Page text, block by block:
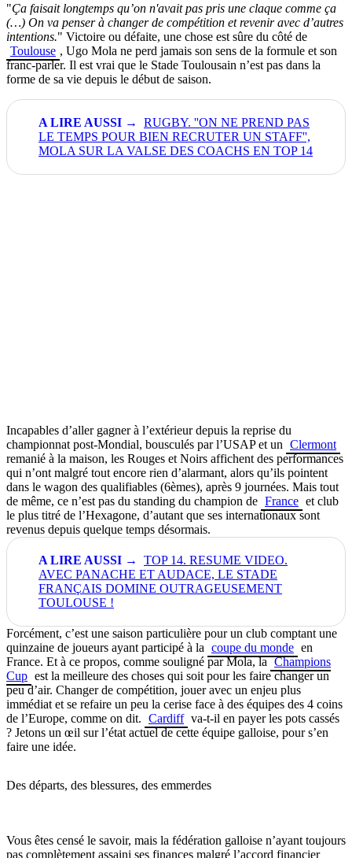
"Ça faisait longtemps qu’on n'avait pas pris une claque comme ça
(…) On va penser à changer de compétition et revenir avec d’autres
intentions." Victoire ou défaite, une chose est sûre du côté de
Toulouse , Ugo Mola ne perd jamais son sens de la formule et son
franc-parler. Il est vrai que le Stade Toulousain n’est pas dans la
forme de sa vie depuis le début de saison.
RUGBY. ''ON NE PREND PAS
LE TEMPS POUR BIEN RECRUTER UN STAFF'',
MOLA SUR LA VALSE DES COACHS EN TOP 14
Incapables d’aller gagner à l’extérieur depuis la reprise du
championnat post-Mondial, bousculés par l’USAP et un Clermont
remanié à la maison, les Rouges et Noirs affichent des performances
qui n’ont malgré tout encore rien d’alarmant, alors qu’ils pointent
dans le wagon des qualifiables (6èmes), après 9 journées. Mais tout
de même, ce n’est pas du standing du champion de France et club
le plus titré de l’Hexagone, d’autant que ses internationaux sont
revenus depuis quelque temps désormais.
TOP 14. RESUME VIDEO.
AVEC PANACHE ET AUDACE, LE STADE
FRANÇAIS DOMINE OUTRAGEUSEMENT
TOULOUSE !
Forcément, c’est une saison particulière pour un club comptant une
quinzaine de joueurs ayant participé à la coupe du monde en
France. Et à ce propos, comme souligné par Mola, la Champions
Cup est la meilleure des choses qui soit pour les faire changer un
peu d’air. Changer de compétition, jouer avec un enjeu plus
immédiat et se refaire un peu la cerise face à des équipes des 4 coins
de l’Europe, comme on dit. Cardiff va-t-il en payer les pots cassés
? Jetons un œil sur l’état actuel de cette équipe galloise, pour s’en
faire une idée.
Des départs, des blessures, des emmerdes
Vous êtes censé le savoir, mais la fédération galloise n’ayant toujours
pas complètement assaini ses finances malgré l’accord financier